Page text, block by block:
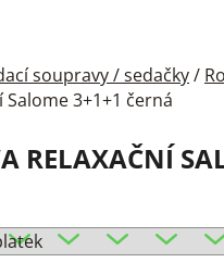
soupravy / sedačky/
3+1+1 černá
RELAXAČNÍ